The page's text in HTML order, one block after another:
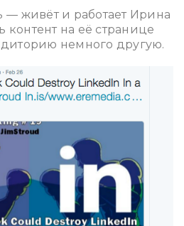
— живёт и работает Ирина
контент на её странице
немного другую.